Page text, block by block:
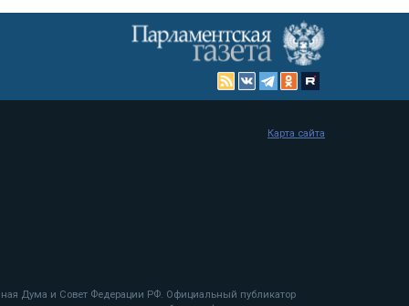
Дума и Совет Федерации РФ. Официальный публикатор
Карта сайта